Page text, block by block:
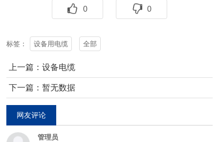
0 0
标签： 设备用电缆 全部
上一篇：设备电缆
下一篇：暂无数据
网友评论
管理员